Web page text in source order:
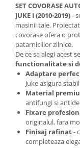
SET COVORASE
JUKE I (2010-2019)-
masinii tale.
covorase ofera o
patarniciilor zilnice.
De ce sa alegi acest
functionalitate si
Adaptare
Juke asigura
Material
antifungi si
Fixare
originalul, fara
Finisaj rafinat-
completeaza